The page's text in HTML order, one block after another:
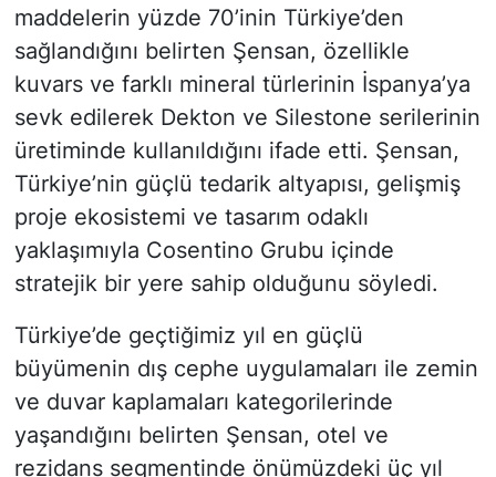
maddelerin yüzde 70’inin Türkiye’den
sağlandığını belirten Şensan, özellikle
kuvars ve farklı mineral türlerinin İspanya’ya
sevk edilerek Dekton ve Silestone serilerinin
üretiminde kullanıldığını ifade etti. Şensan,
Türkiye’nin güçlü tedarik altyapısı, gelişmiş
proje ekosistemi ve tasarım odaklı
yaklaşımıyla Cosentino Grubu içinde
stratejik bir yere sahip olduğunu söyledi.
Türkiye’de geçtiğimiz yıl en güçlü
büyümenin dış cephe uygulamaları ile zemin
ve duvar kaplamaları kategorilerinde
yaşandığını belirten Şensan, otel ve
rezidans segmentinde önümüzdeki üç yıl